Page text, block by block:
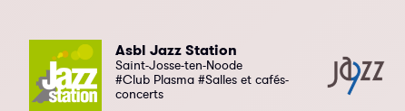
Asbl Jazz Station
Saint-Josse-ten-Noode
#Club Plasma #Salles et cafés-
concerts